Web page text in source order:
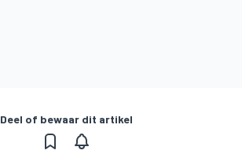
Deel of bewaar dit artikel